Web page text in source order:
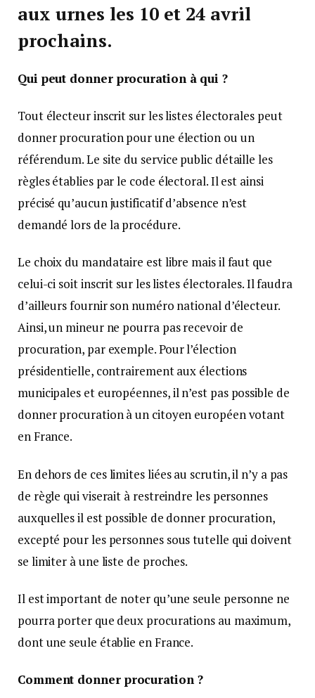
aux urnes les 10 et 24 avril
prochains.
Qui peut donner procuration à qui ?
Tout électeur inscrit sur les listes électorales peut
donner procuration pour une élection ou un
référendum. Le site du service public détaille les
règles établies par le code électoral. Il est ainsi
précisé qu’aucun justificatif d’absence n’est
demandé lors de la procédure.
Le choix du mandataire est libre mais il faut que
celui-ci soit inscrit sur les listes électorales. Il faudra
d’ailleurs fournir son numéro national d’électeur.
Ainsi, un mineur ne pourra pas recevoir de
procuration, par exemple. Pour l’élection
présidentielle, contrairement aux élections
municipales et européennes, il n’est pas possible de
donner procuration à un citoyen européen votant
en France.
En dehors de ces limites liées au scrutin, il n’y a pas
de règle qui viserait à restreindre les personnes
auxquelles il est possible de donner procuration,
excepté pour les personnes sous tutelle qui doivent
se limiter à une liste de proches.
Il est important de noter qu’une seule personne ne
pourra porter que deux procurations au maximum,
dont une seule établie en France.
Comment donner procuration ?